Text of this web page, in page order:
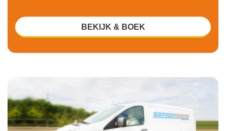
BEKIJK & BOEK